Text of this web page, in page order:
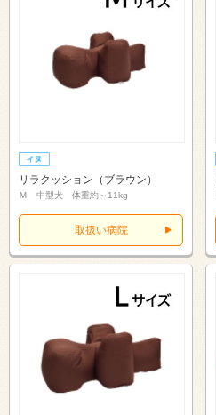
リラクッション（ブラウン）
Ｍ 中型犬 体重約～11kg
取扱い病院